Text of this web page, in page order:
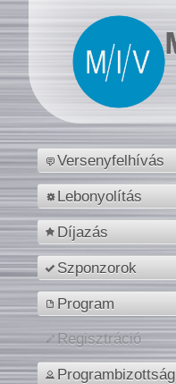
Versenyfelhívás
Lebonyolítás
Díjazás
Szponzorok
Program
Regisztráció
Programbizottság